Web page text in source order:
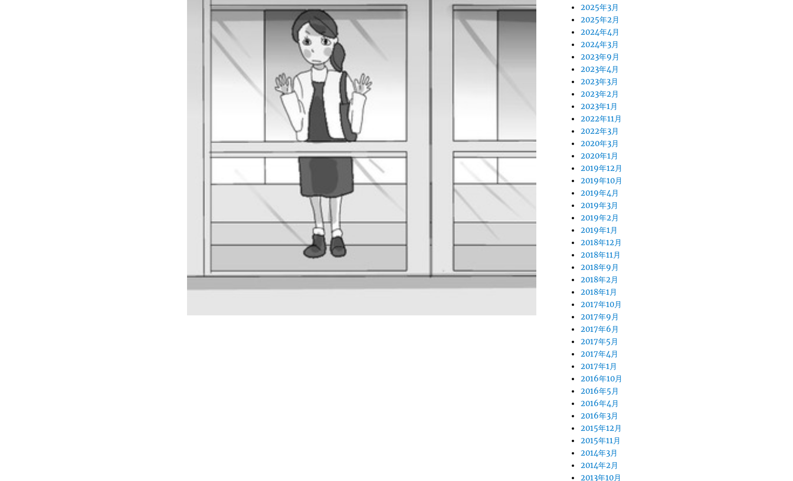
2025年3月
2025年2月
2024年4月
2024年3月
2023年9月
2023年4月
2023年3月
2023年2月
2023年1月
2022年11月
2022年3月
2020年3月
2020年1月
2019年12月
2019年10月
2019年4月
2019年3月
2019年2月
2019年1月
2018年12月
2018年11月
2018年9月
2018年2月
2018年1月
2017年10月
2017年9月
2017年6月
2017年5月
2017年4月
2017年1月
2016年10月
2016年5月
2016年4月
2016年3月
2015年12月
2015年11月
2014年3月
2014年2月
2013年10月